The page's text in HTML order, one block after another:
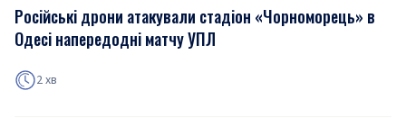
Російські дрони атакували стадіон «Чорноморець» в
Одесі напередодні матчу УПЛ
2 хв